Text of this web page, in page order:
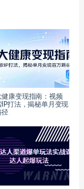
健康变现指南：视频
IP打法，揭秘单月变现
径